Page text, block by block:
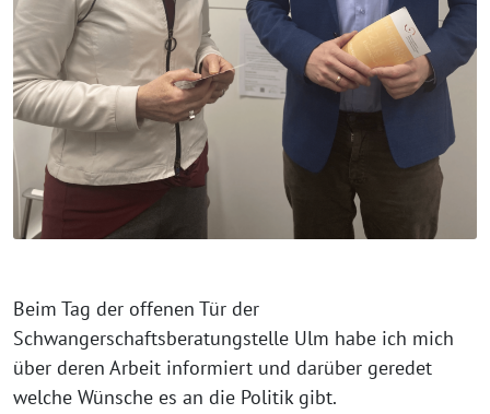
Beim Tag der offenen Tür der
Schwangerschaftsberatungstelle Ulm habe ich mich
über deren Arbeit informiert und darüber geredet
welche Wünsche es an die Politik gibt.